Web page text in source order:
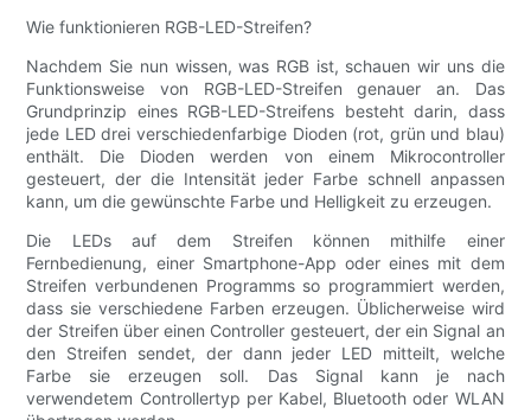
Wie funktionieren RGB-LED-Streifen?
Nachdem Sie nun wissen, was RGB ist, schauen wir uns die
Funktionsweise von RGB-LED-Streifen genauer an. Das
Grundprinzip eines RGB-LED-Streifens besteht darin, dass
jede LED drei verschiedenfarbige Dioden (rot, grün und blau)
enthält. Die Dioden werden von einem Mikrocontroller
gesteuert, der die Intensität jeder Farbe schnell anpassen
kann, um die gewünschte Farbe und Helligkeit zu erzeugen.
Die LEDs auf dem Streifen können mithilfe einer
Fernbedienung, einer Smartphone-App oder eines mit dem
Streifen verbundenen Programms so programmiert werden,
dass sie verschiedene Farben erzeugen. Üblicherweise wird
der Streifen über einen Controller gesteuert, der ein Signal an
den Streifen sendet, der dann jeder LED mitteilt, welche
Farbe sie erzeugen soll. Das Signal kann je nach
verwendetem Controllertyp per Kabel, Bluetooth oder WLAN